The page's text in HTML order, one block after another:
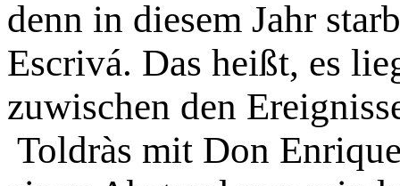
denn in diesem Jahr
Escrivá. Das heißt, es
zuwischen den
Toldràs mit Don